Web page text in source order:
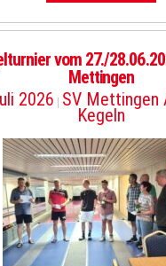
vom 27./
Mettingen
2026 | SV Mettingen
Kegeln